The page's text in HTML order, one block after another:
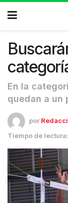
En la
quedan a un
por
Tiempo de